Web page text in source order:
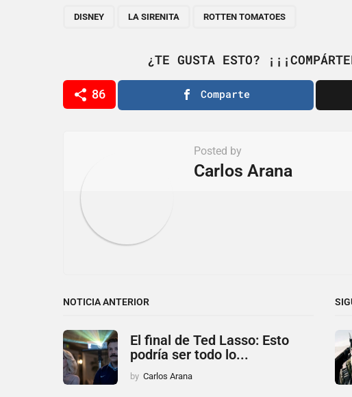
P
i
n
DISNEY LA SIRENITA ROTTEN TOMATOES
¿TE GUSTA ESTO?
86 Comparte
Posted by
Carlos Arana
NOTICIA ANTERIOR
El final de Ted Lasso: Esto
podría ser todo lo...
by Carlos Arana